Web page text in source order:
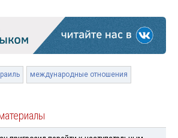
международные отношения